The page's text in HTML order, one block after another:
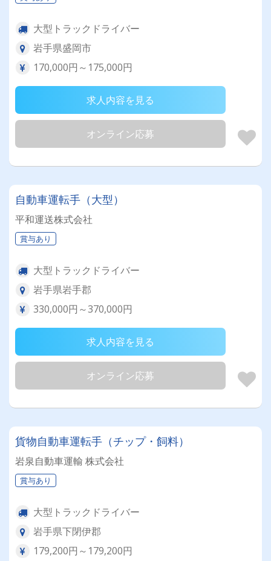
大型トラックドライバー
岩手県盛岡市
170,000円～175,000円
求人内容を見る
オンライン応募
自動車運転手（大型）
平和運送株式会社
賞与あり
大型トラックドライバー
岩手県岩手郡
330,000円～370,000円
求人内容を見る
オンライン応募
貨物自動車運転手（チップ・飼料）
岩泉自動車運輸 株式会社
賞与あり
大型トラックドライバー
岩手県下閉伊郡
179,200円～179,200円